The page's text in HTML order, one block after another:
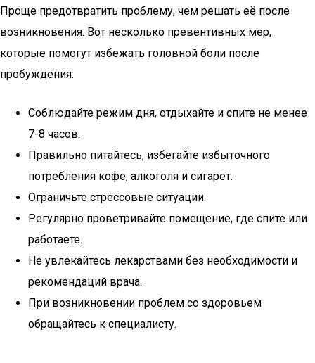
Проще предотвратить проблему, чем решать её после
возникновения. Вот несколько превентивных мер,
которые помогут избежать головной боли после
пробуждения:
Соблюдайте режим дня, отдыхайте и спите не менее
7-8 часов.
Правильно питайтесь, избегайте избыточного
потребления кофе, алкоголя и сигарет.
Ограничьте стрессовые ситуации.
Регулярно проветривайте помещение, где спите или
работаете.
Не увлекайтесь лекарствами без необходимости и
рекомендаций врача.
При возникновении проблем со здоровьем
обращайтесь к специалисту.